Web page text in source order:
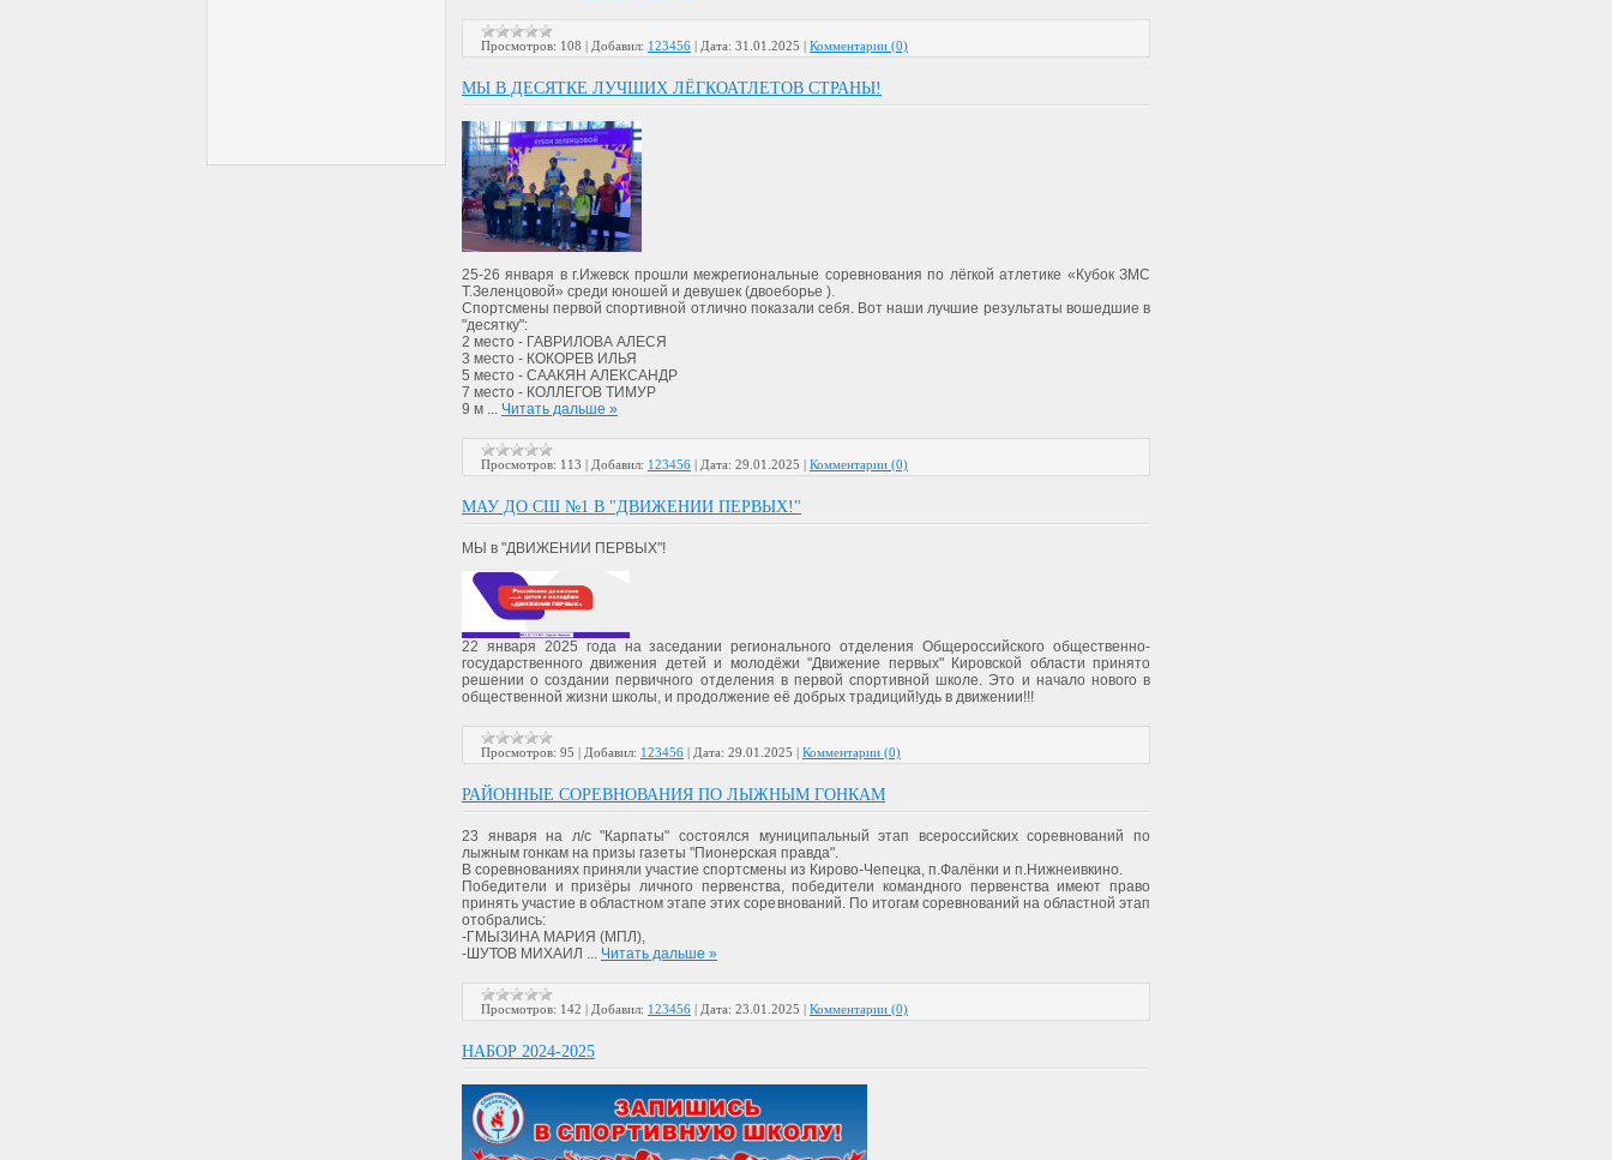
Просмотров: 108 | Добавил: 123456 | Дата: 31.01.2025 | Комментарии (0)
МЫ В ДЕСЯТКЕ ЛУЧШИХ ЛЁГКОАТЛЕТОВ СТРАНЫ!
25-26 января в г.Ижевск прошли межрегиональные соревнования по лёгкой атлетике «Кубок ЗМС
Т.Зеленцовой» среди юношей и девушек (двоеборье ).
Спортсмены первой спортивной отлично показали себя. Вот наши лучшие результаты вошедшие в
"десятку":
2 место - ГАВРИЛОВА АЛЕСЯ
3 место - КОКОРЕВ ИЛЬЯ
5 место - СААКЯН АЛЕКСАНДР
7 место - КОЛЛЕГОВ ТИМУР
9 м ... Читать дальше »
Просмотров: 113 | Добавил: 123456 | Дата: 29.01.2025 | Комментарии (0)
МАУ ДО СШ №1 В "ДВИЖЕНИИ ПЕРВЫХ!"
МЫ в "ДВИЖЕНИИ ПЕРВЫХ"!
22 января 2025 года на заседании регионального отделения Общероссийского общественно-
государственного движения детей и молодёжи "Движение первых" Кировской области принято
решении о создании первичного отделения в первой спортивной школе. Это и начало нового в
общественной жизни школы, и продолжение её добрых традиций!удь в движении!!!
Просмотров: 95 | Добавил: 123456 | Дата: 29.01.2025 | Комментарии (0)
РАЙОННЫЕ СОРЕВНОВАНИЯ ПО ЛЫЖНЫМ ГОНКАМ
23 января на л/с "Карпаты" состоялся муниципальный этап всероссийских соревнований по
лыжным гонкам на призы газеты "Пионерская правда".
В соревнованиях приняли участие спортсмены из Кирово-Чепецка, п.Фалёнки и п.Нижнеивкино.
Победители и призёры личного первенства, победители командного первенства имеют право
принять участие в областном этапе этих соревнований. По итогам соревнований на областной этап
отобрались:
-ГМЫЗИНА МАРИЯ (МПЛ),
-ШУТОВ МИХАИЛ ... Читать дальше »
Просмотров: 142 | Добавил: 123456 | Дата: 23.01.2025 | Комментарии (0)
НАБОР 2024-2025